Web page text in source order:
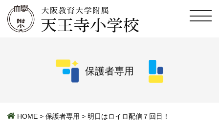
保護者専用
HOME > 保護者専用 > 明日はロイロ配信７回目！